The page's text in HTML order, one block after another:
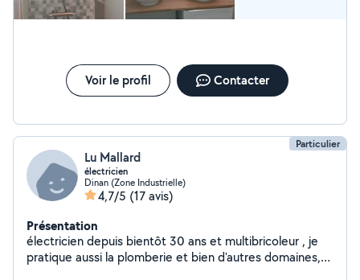
Voir le profil Contacter
Particulier
Lu Mallard
électricien
Dinan (Zone Industrielle)
4,7/5 (17 avis)
Présentation
électricien depuis bientôt 30 ans et multibricoleur , je
pratique aussi la plomberie et bien d'autres domaines,